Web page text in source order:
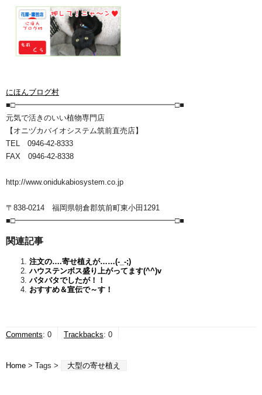
にほんブログ村
■□━━━━━━━━━━━━━━━━━━━━━□■
元気で活きのいい植物専門店
【オニヅカバイオシステム筑前直売店】
TEL 0946-42-8333
FAX 0946-42-8338
http://www.onidukabiosystem.co.jp
〒838-0214 福岡県朝倉郡筑前町東小田1291
■□━━━━━━━━━━━━━━━━━━━━━□■
関連記事
注文の….寄せ植えが……(-_-;)
ハウステンボス盛り上がってます(^^)v
バタバタでしたが！！
おすすめ＆宣伝で～す！
Comments: 0 Trackbacks: 0
Home > Tags > 大型の寄せ植え